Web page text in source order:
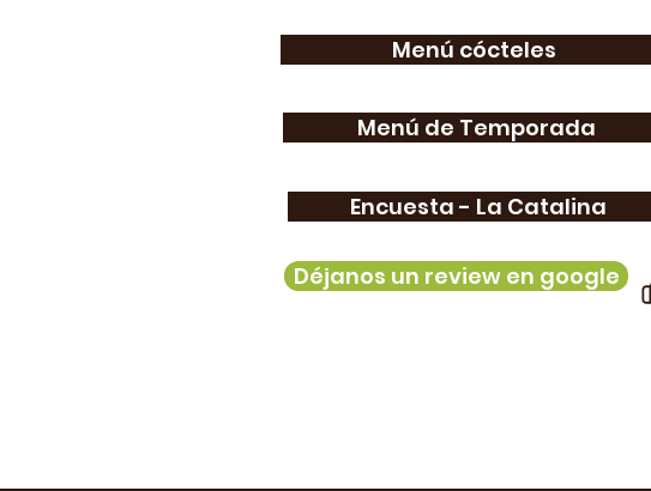
Menú cócteles
Menú de Temporada
Encuesta - La Catalina
Déjanos un review en google